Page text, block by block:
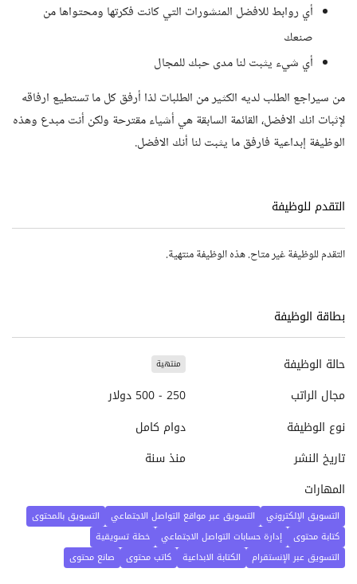
أي روابط للافضل المنشورات التي كانت فكرتها ومحتواها من
صنعك
أي شيء يثبت لنا مدى حبك للمجال
من سيراجع الطلب لديه الكثير من الطلبات لذا أرفق كل ما تستطيع ارفاقه
لإثبات انك الافضل، القائمة السابقة هي أشياء مقترحة ولكن أنت مبدع وهذه
الوظيفة إبداعية فارفق ما يثبت لنا أنك الافضل.
التقدم للوظيفة
التقدم للوظيفة غير متاح. هذه الوظيفة منتهية.
بطاقة الوظيفة
حالة الوظيفة منتهية
مجال الراتب
250 - 500 دولار
نوع الوظيفة
دوام كامل
تاريخ النشر
منذ سنة
المهارات
التسويق الإلكتروني التسويق عبر مواقع التواصل الاجتماعي
التسويق بالمحتوى
كتابة محتوى
إدارة حسابات التواصل الاجتماعي
خطة تسويقية
التسويق عبر الإنستقرام
الكتابة الابداعية كاتب محتوى صانع محتوى